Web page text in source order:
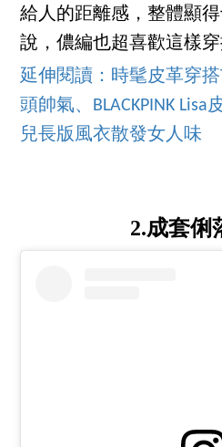
給人的距離感，整體顯
說，儂編也超喜歡這樣穿
延伸閱讀：時髦皮革穿
頭帥氣、BLACKPINK
兒長版風衣散發女人味
2.成套俐